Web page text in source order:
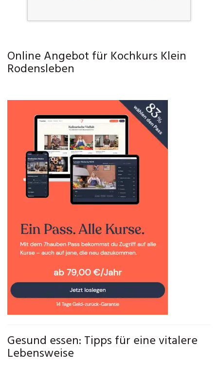
Online Angebot für Kochkurs Klein
Rodensleben
Gesund essen: Tipps für eine vitalere
Lebensweise